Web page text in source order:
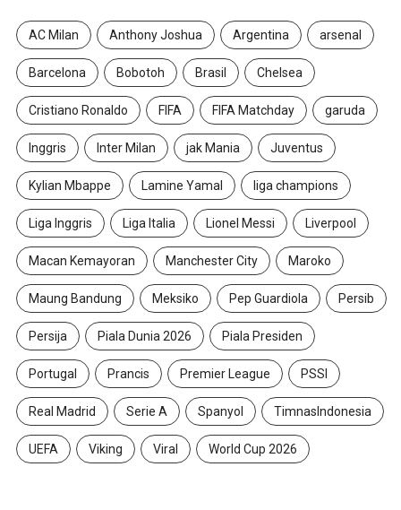
AC Milan Anthony Joshua Argentina arsenal
Barcelona Bobotoh Brasil Chelsea
Cristiano Ronaldo FIFA FIFA Matchday garuda
Inggris Inter Milan jak Mania Juventus
Kylian Mbappe Lamine Yamal liga champions
Liga Inggris Liga Italia Lionel Messi Liverpool
Macan Kemayoran Manchester City Maroko
Maung Bandung Meksiko Pep Guardiola Persib
Persija Piala Dunia 2026 Piala Presiden
Portugal Prancis Premier League PSSI
Real Madrid Serie A Spanyol TimnasIndonesia
UEFA Viking Viral World Cup 2026